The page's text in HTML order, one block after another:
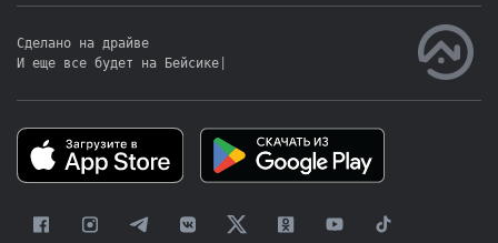
Сделано на драйве
И еще все будет на Бейсике